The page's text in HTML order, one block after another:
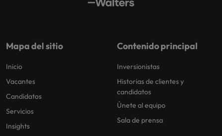
Mapa del sitio
Inicio
Vacantes
Candidatos
Servicios
Insights
Contenido principal
Inversionistas
Historias de clientes y
candidatos
Únete al equipo
Sala de prensa